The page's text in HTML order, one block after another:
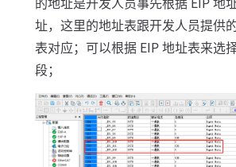
址，这里的地址表跟开发人员提供
表对应；可以根据 EIP 地址表来选
段；